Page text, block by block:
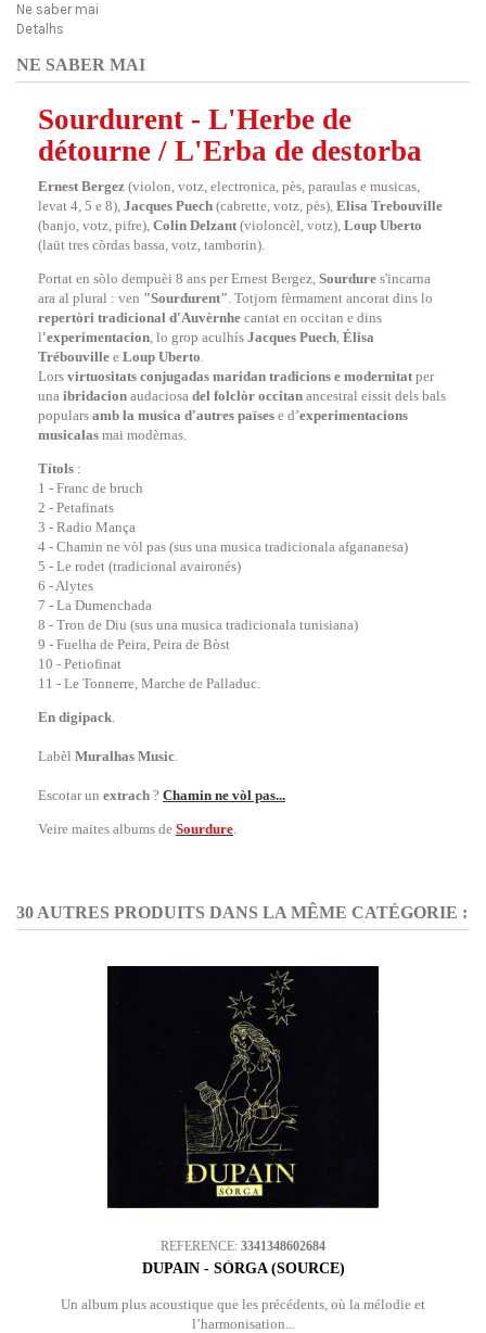
Ne saber mai
Detalhs
NE SABER MAI
Sourdurent - L'Herbe de
détourne / L'Erba de destorba
Ernest Bergez (violon, votz, electronica, pès, paraulas e musicas,
levat 4, 5 e 8), Jacques Puech (cabrette, votz, pès), Elisa Trebouville
(banjo, votz, pifre), Colin Delzant (violoncèl, votz), Loup Uberto
(laüt tres còrdas bassa, votz, tamborin).
Portat en sòlo dempuèi 8 ans per Ernest Bergez, Sourdure s'incarna
ara al plural : ven "Sourdurent". Totjorn fèrmament ancorat dins lo
repertòri tradicional d'Auvèrnhe cantat en occitan e dins
l'experimentacion, lo grop aculhís Jacques Puech, Élisa
Trébouville e Loup Uberto.
Lors virtuositats conjugadas maridan tradicions e modernitat per
una ibridacion audaciosa del folclòr occitan ancestral eissit dels bals
populars amb la musica d'autres païses e d’experimentacions
musicalas mai modèrnas.
Títols :
1 - Franc de bruch
2 - Petafinats
3 - Radio Mança
4 - Chamin ne vòl pas (sus una musica tradicionala afgananesa)
5 - Le rodet (tradicional avaironés)
6 - Alytes
7 - La Dumenchada
8 - Tron de Diu (sus una musica tradicionala tunisiana)
9 - Fuelha de Peira, Peira de Bòst
10 - Petiofinat
11 - Le Tonnerre, Marche de Palladuc.
En digipack.
Labèl Muralhas Music.
Escotar un extrach ? Chamin ne vòl pas...
Veire maites albums de Sourdure.
30 AUTRES PRODUITS DANS LA MÊME CATÉGORIE :
REFERENCE: 3341348602684
DUPAIN - SÒRGA (SOURCE)
Un album plus acoustique que les précédents, où la mélodie et
l’harmonisation...